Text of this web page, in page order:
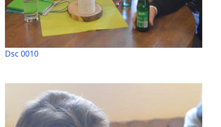
Dsc 0010